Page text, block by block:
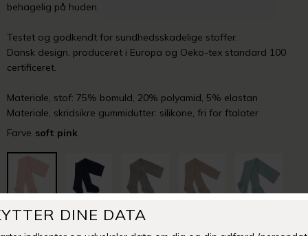
behagelig på huden.
Testet og godkendt for sundhedsskadelige stoffer.
Dansk design, produceret i Europa og Oeko-tex standard 100
certificeret.
Materiale, stof: 75% bomuld, 20% polyamid, 5% elastan
Materiale, skridsikre gummidutter: silikone, fri for ftalater
Farve soft pink